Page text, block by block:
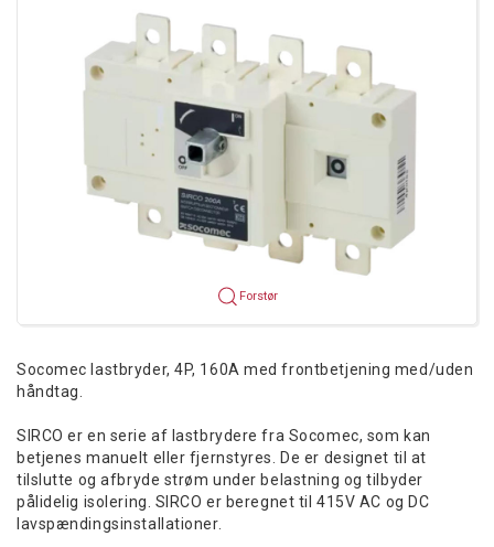
Forstør
Socomec lastbryder, 4P, 160A med frontbetjening med/uden
håndtag.
SIRCO er en serie af lastbrydere fra Socomec, som kan
betjenes manuelt eller fjernstyres. De er designet til at
tilslutte og afbryde strøm under belastning og tilbyder
pålidelig isolering. SIRCO er beregnet til 415V AC og DC
lavspændingsinstallationer.